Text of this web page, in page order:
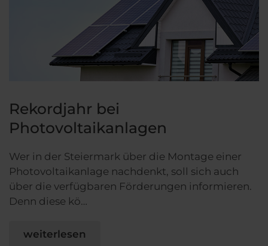
Rekordjahr bei
Photovoltaikanlagen
Wer in der Steiermark über die Montage einer
Photovoltaikanlage nachdenkt, soll sich auch
über die verfügbaren Förderungen informieren.
Denn diese kö…
weiterlesen